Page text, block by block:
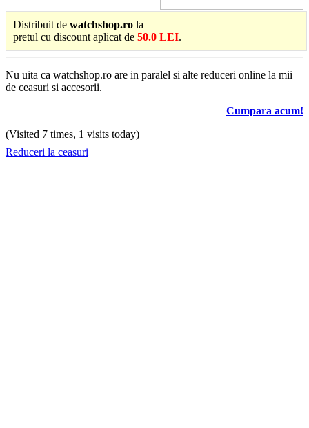
Distribuit de watchshop.ro la
pretul cu discount aplicat de 50.0 LEI.
Nu uita ca watchshop.ro are in paralel si alte reduceri online la mii
de ceasuri si accesorii.
Cumpara acum!
(Visited 7 times, 1 visits today)
Reduceri la ceasuri